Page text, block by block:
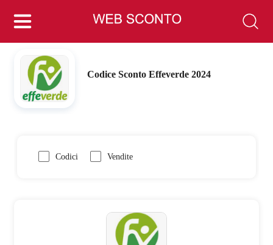
Codice Sconto Effeverde 2024
Codici Vendite